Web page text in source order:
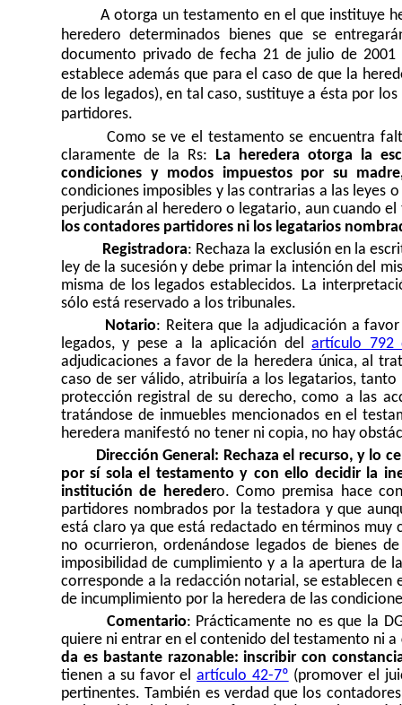
A otorga un testamento en el que instituye
heredero determinados bienes que se
documento privado de fecha 21 de julio de
establece además que para el caso de que la
de los legados), en tal caso, sustituye a ésta por
partidores.
Como se ve el testamento se encuentra
claramente de la Rs:
La heredera otorga la
condiciones y modos impuestos por su
condiciones imposibles y las contrarias a las leyes
perjudicarán al heredero o legatario, aun cuando el
los contadores partidores ni los legatarios
Registradora: Rechaza la exclusión en la
ley de la sucesión y debe primar la intención del
misma de los legados establecidos. La
sólo está reservado a los tribunales.
Notario: Reitera que la adjudicación a
legados, y pese a la aplicación delartículo 792
adjudicaciones a favor de la heredera única, al
caso de ser válido, atribuiría a los legatarios,
protección registral de su derecho, como a las
tratándose de inmuebles mencionados en el
heredera manifestó no tener ni copia, no hay
Dirección General: Rechaza el recurso, y lo
por sí sola el testamento y con ello decidir la
institución de heredero. Como premisa hace
partidores nombrados por la testadora y que
está claro ya que está redactado en términos muy
no ocurrieron, ordenándose legados de bienes
imposibilidad de cumplimiento y a la apertura de
corresponde a la redacción notarial, se
de incumplimiento por la heredera de las
Comentario: Prácticamente no es que la
quiere ni entrar en el contenido del testamento ni a
da es bastante razonable: inscribir con
tienen a su favor elartículo 42-7º (promover el
pertinentes. También es verdad que los